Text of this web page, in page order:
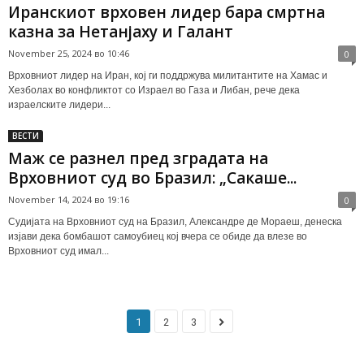
Иранскиот врховен лидер бара смртна
казна за Нетанјаху и Галант
November 25, 2024 во 10:46 0
Врховниот лидер на Иран, кој ги поддржува милитантите на Хамас и
Хезболах во конфликтот со Израел во Газа и Либан, рече дека
израелските лидери...
ВЕСТИ
Маж се разнел пред зградата на
Врховниот суд во Бразил: „Сакаше...
November 14, 2024 во 19:16 0
Судијата на Врховниот суд на Бразил, Александре де Мораеш, денеска
изјави дека бомбашот самоубиец кој вчера се обиде да влезе во
Врховниот суд имал...
1 2 3